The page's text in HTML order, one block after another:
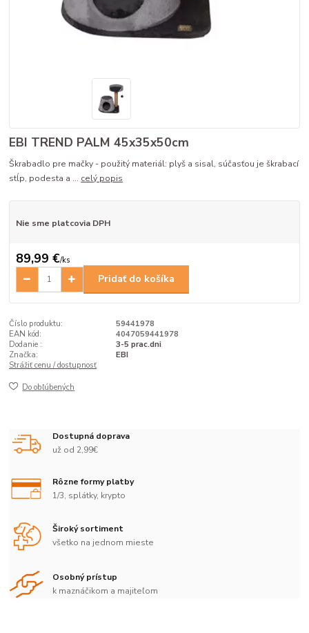
EBI TREND PALM 45x35x50cm
Škrabadlo pre mačky - použitý materiál: plyš a sisal, súčasťou je škrabací
stĺp, podesta a ... celý popis
Nie sme platcovia DPH
89,99 €/ks
Pridať do košíka
Číslo produktu:
59441978
EAN kód:
4047059441978
Dodanie :
3-5 prac.dni
Značka:
EBI
Strážiť cenu / dostupnosť
Do obľúbených
Dostupná doprava
už od 2,99€
Rôzne formy platby
1/3, splátky, krypto
Široký sortiment
všetko na jednom mieste
Osobný prístup
k maznáčikom a majiteľom